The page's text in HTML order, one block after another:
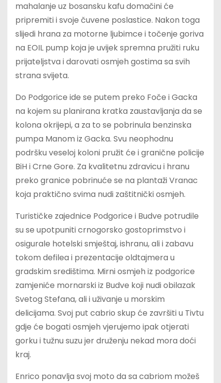
mahalanje uz bosansku kafu domačini će
pripremiti i svoje čuvene poslastice. Nakon toga
slijedi hrana za motorne ljubimce i točenje goriva
na EOIL pump koja je uvijek spremna pružiti ruku
prijateljstva i darovati osmjeh gostima sa svih
strana svijeta.
Do Podgorice ide se putem preko Foče i Gacka
na kojem su planirana kratka zaustavljanja da se
kolona okrijepi, a za to se pobrinula benzinska
pumpa Manom iz Gacka. Svu neophodnu
podršku veseloj koloni pružit će i granične policije
BiH i Crne Gore. Za kvalitetnu zdravicu i hranu
preko granice pobrinuće se na plantaži Vranac
koja praktično svima nudi zaštitnički osmjeh.
Turističke zajednice Podgorice i Budve potrudile
su se upotpuniti crnogorsko gostoprimstvo i
osigurale hotelski smještaj, ishranu, ali i zabavu
tokom defilea i prezentacije oldtajmera u
gradskim središtima. Mirni osmjeh iz podgorice
zamjeniće mornarski iz Budve koji nudi obilazak
Svetog Stefana, ali i uživanje u morskim
delicijama. Svoj put cabrio skup će završiti u Tivtu
gdje će bogati osmjeh vjerujemo ipak otjerati
gorku i tužnu suzu jer druženju nekad mora doći
kraj.
Enrico ponavlja svoj moto da sa cabriom možeš